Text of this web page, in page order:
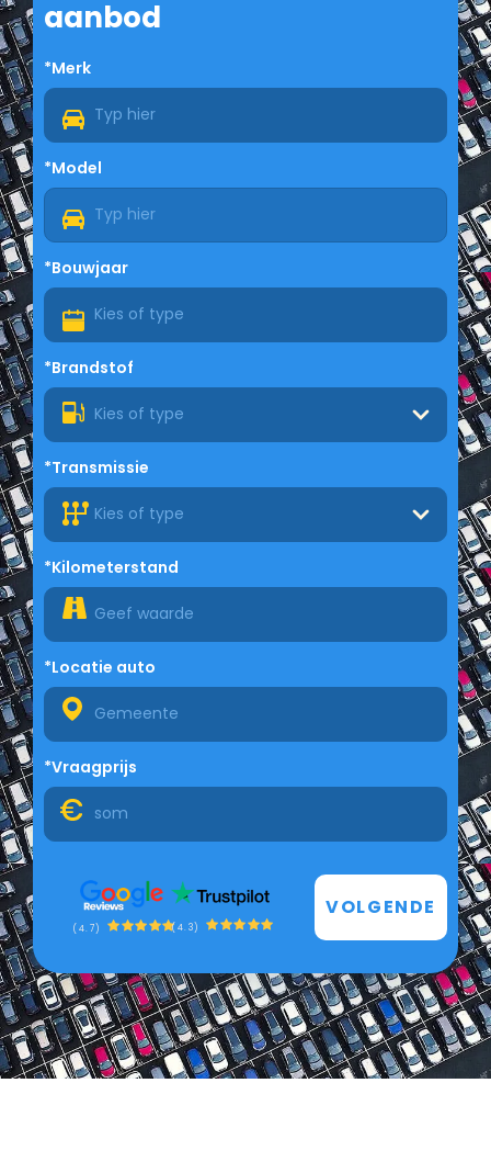
aanbod
*Merk
*Model
*Bouwjaar
*Brandstof
Kies of type
*Transmissie
Kies of type
*Kilometerstand
*Locatie auto
*Vraagprijs
(4.7) (4.3)
VOLGENDE